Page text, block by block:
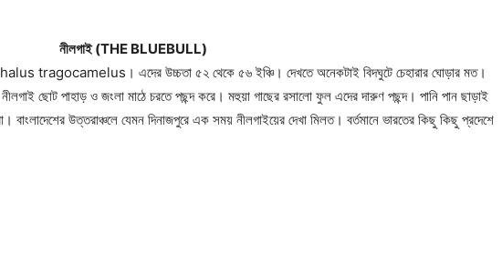
নীলগাই (THE BLUEBULL)
tragocamelus। এদের উচ্চতা ৫২ থেকে ৫৬ ইঞ্চি। দেখতে অনেকটাই বিদঘুটে চেহারার ঘোড়ার মত।
ছোট পাহাড় ও জংলা মাঠে চরতে পছন্দ করে। মহুয়া গাছের রসালো ফুল এদের দারুণ পছন্দ। পানি পান ছাড়াই
বাংলাদেশের উত্তরাঞ্চলে যেমন দিনাজপুরে এক সময় নীলগাইয়ের দেখা মিলত। বর্তমানে ভারতের কিছু কিছু প্রদেশে